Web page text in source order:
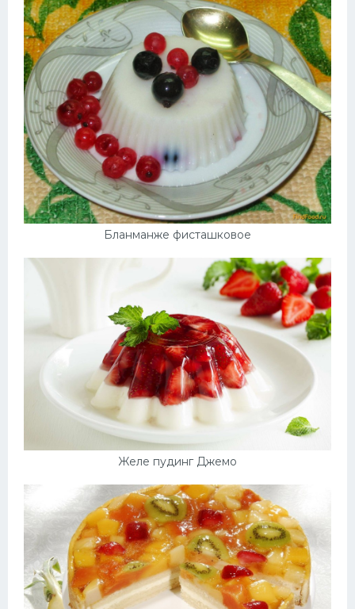
Бланманже фисташковое
Желе пудинг Джемо